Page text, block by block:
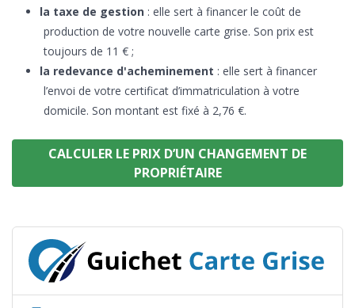
la taxe de gestion : elle sert à financer le coût de
production de votre nouvelle carte grise. Son prix est
toujours de 11 € ;
la redevance d'acheminement : elle sert à financer
l’envoi de votre certificat d’immatriculation à votre
domicile. Son montant est fixé à 2,76 €.
CALCULER LE PRIX D’UN CHANGEMENT DE
PROPRIÉTAIRE